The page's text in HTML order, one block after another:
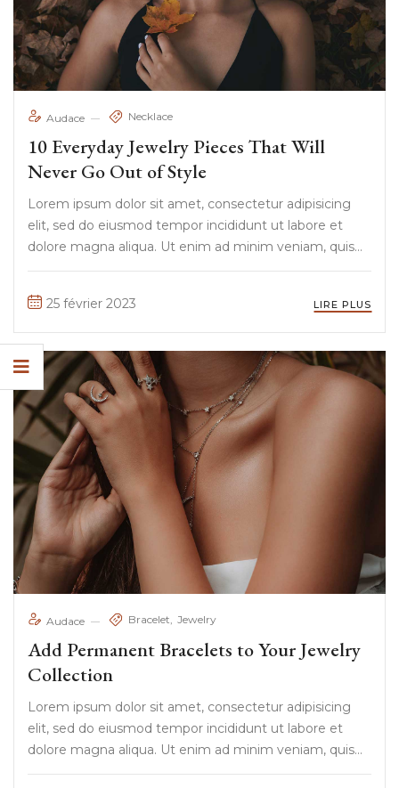
Audace Necklace
10 Everyday Jewelry Pieces That Will
Never Go Out of Style
Lorem ipsum dolor sit amet, consectetur adipisicing
elit, sed do eiusmod tempor incididunt ut labore et
dolore magna aliqua. Ut enim ad minim veniam, quis
nostrud exercitation ullamco laboris nisi ut aliquip ex ea
dolor sit amet, ...
25 février 2023 LIRE PLUS
Audace Bracelet Jewelry
Add Permanent Bracelets to Your Jewelry
Collection
Lorem ipsum dolor sit amet, consectetur adipisicing
elit, sed do eiusmod tempor incididunt ut labore et
dolore magna aliqua. Ut enim ad minim veniam, quis
nostrud exercitation ullamco laboris nisi ut aliquip ex ea